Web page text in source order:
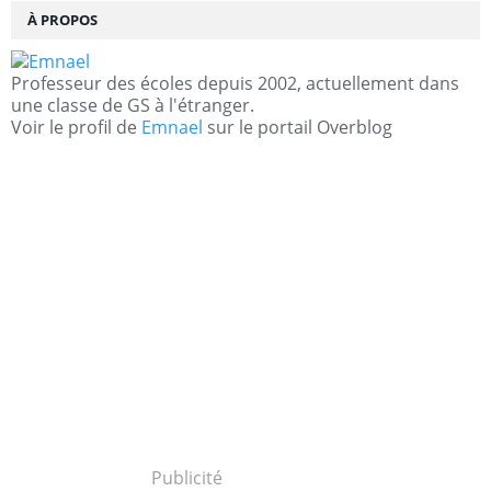
À PROPOS
Professeur des écoles depuis 2002, actuellement dans
une classe de GS à l'étranger.
Voir le profil de Emnael sur le portail Overblog
Publicité